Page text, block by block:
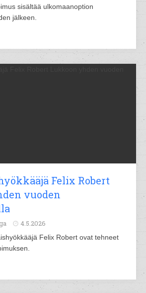
sisältää ulkomaanoption
jälkeen.
Felix Robert
vuoden
4.5.2026
Felix Robert ovat tehneet